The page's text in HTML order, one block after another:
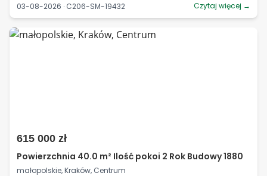
03-08-2026 · C206-SM-19432
Czytaj więcej →
615 000 zł
Powierzchnia 40.0 m² Ilość pokoi 2 Rok Budowy 1880
małopolskie, Kraków, Centrum